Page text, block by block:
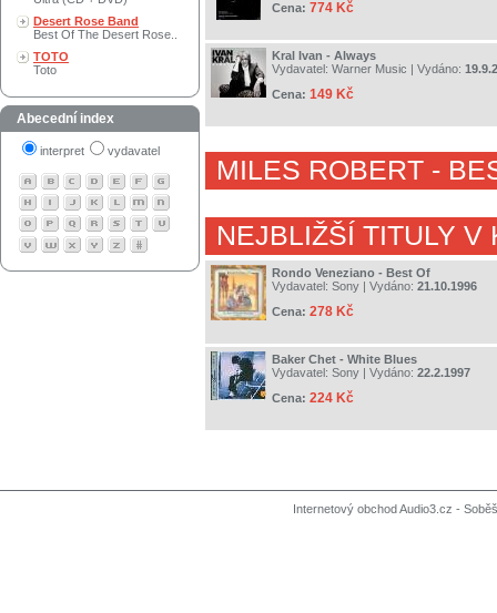
Desert Rose Band
Best Of The Desert Rose..
TOTO
Toto
Abecední index
interpret vydavatel
Cena: 774 Kč
Kral Ivan - Always
Vydavatel: Warner Music | Vydáno:
Cena: 149 Kč
MILES ROBERT -
NEJBLIŽŠÍ TITULY V
Rondo Veneziano - Best Of
Vydavatel: Sony | Vydáno: 21.10.1996
Cena: 278 Kč
Baker Chet - White Blues
Vydavatel: Sony | Vydáno: 22.2.1997
Cena: 224 Kč
Internetový obchod Audio3.cz -